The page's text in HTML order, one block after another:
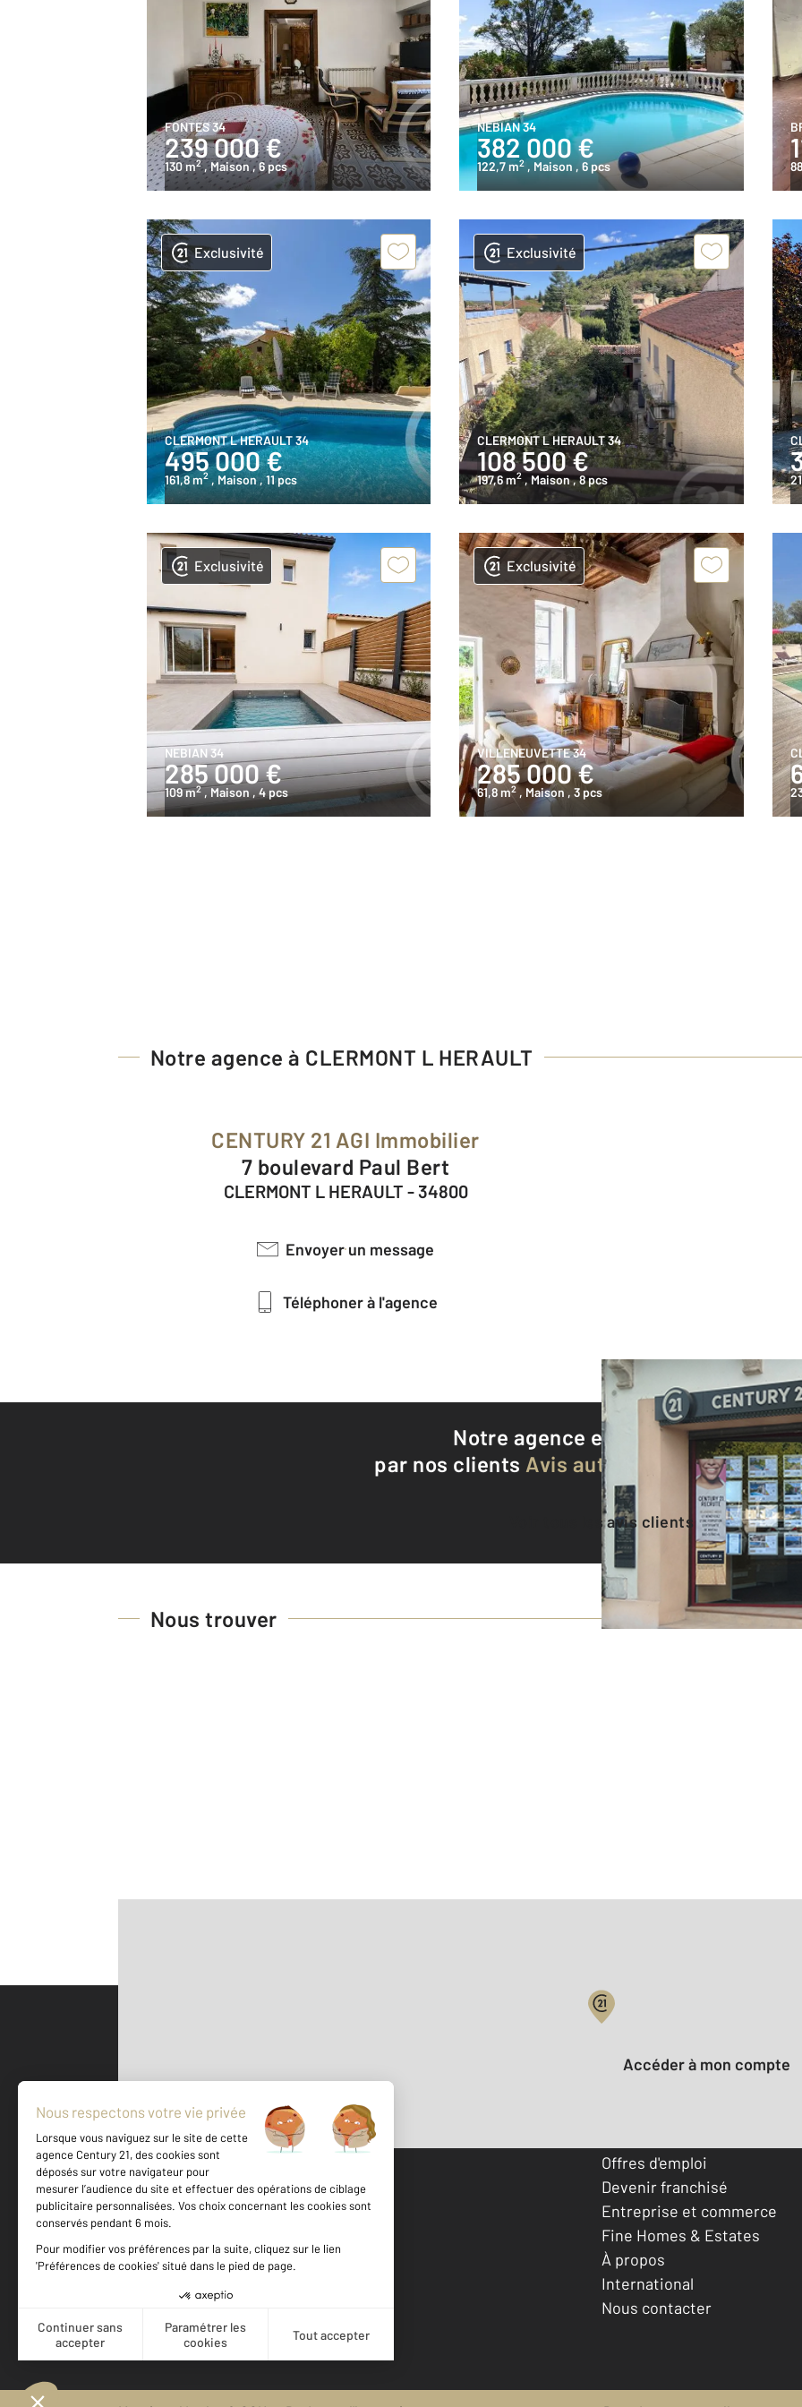
FONTES 34
239 000 €
130 m2 , Maison , 6 pcs
NEBIAN 34
382 000 €
122,7 m2 , Maison , 6 pcs
Exclusivité
CLERMONT L HERAULT 34
495 000 €
161,8 m2 , Maison, 11 pcs
Exclusivité
CLERMONT L HERAULT 34
108 500 €
197,6 m2 , Maison, 8 pcs
Exclusivité
NEBIAN 34
285 000 €
109 m2 , Maison, 4 pcs
Exclusivité
VILLENEUVETTE 34
285 000 €
61,8 m2 , Maison , 3 pcs
Notre agence à CLERMONT L HERAULT
CENTURY 21 AGI Immobilier
7 boulevard Paul Bert
CLERMONT L HERAULT - 34800
Envoyer un message
Téléphoner à l'agence
Notre agence est notée8,9/10
par nos clients Avis authentifiés par
Voir tous les avis clients
Nous trouver
500 m ©Mappy
Votre compte :
Accéder à mon compte
Votre agence est notée
Achat
Location
Offres d'emploi
Devenir franchisé
Entreprise et commerce
Fine Homes & Estates
À propos
International
Nous contacter